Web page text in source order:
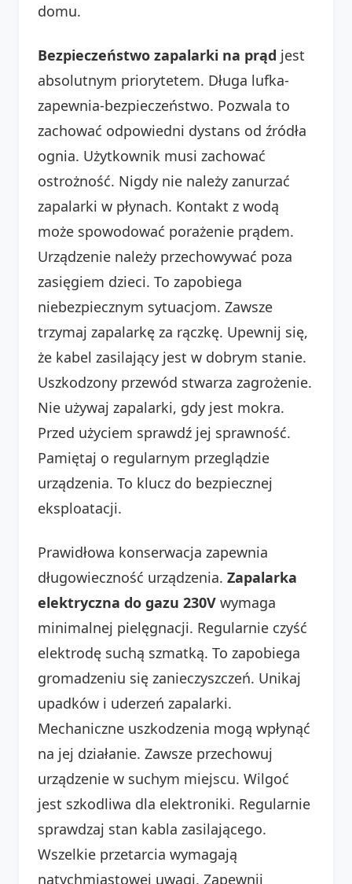
domu.
Bezpieczeństwo zapalarki na prąd jest
absolutnym priorytetem. Długa lufka-
zapewnia-bezpieczeństwo. Pozwala to
zachować odpowiedni dystans od źródła
ognia. Użytkownik musi zachować
ostrożność. Nigdy nie należy zanurzać
zapalarki w płynach. Kontakt z wodą
może spowodować porażenie prądem.
Urządzenie należy przechowywać poza
zasięgiem dzieci. To zapobiega
niebezpiecznym sytuacjom. Zawsze
trzymaj zapalarkę za rączkę. Upewnij się,
że kabel zasilający jest w dobrym stanie.
Uszkodzony przewód stwarza zagrożenie.
Nie używaj zapalarki, gdy jest mokra.
Przed użyciem sprawdź jej sprawność.
Pamiętaj o regularnym przeglądzie
urządzenia. To klucz do bezpiecznej
eksploatacji.
Prawidłowa konserwacja zapewnia
długowieczność urządzenia. Zapalarka
elektryczna do gazu 230V wymaga
minimalnej pielęgnacji. Regularnie czyść
elektrodę suchą szmatką. To zapobiega
gromadzeniu się zanieczyszczeń. Unikaj
upadków i uderzeń zapalarki.
Mechaniczne uszkodzenia mogą wpłynąć
na jej działanie. Zawsze przechowuj
urządzenie w suchym miejscu. Wilgoć
jest szkodliwa dla elektroniki. Regularnie
sprawdzaj stan kabla zasilającego.
Wszelkie przetarcia wymagają
natychmiastowej uwagi. Zapewnij